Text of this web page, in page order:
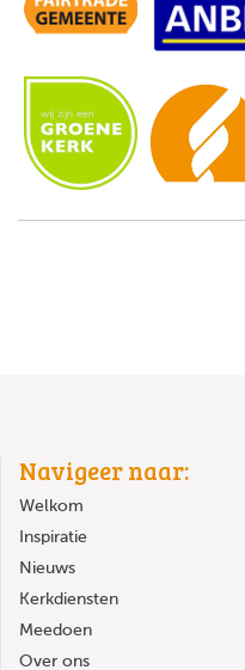
Navigeer naar:
Welkom
Inspiratie
Nieuws
Kerkdiensten
Meedoen
Over ons